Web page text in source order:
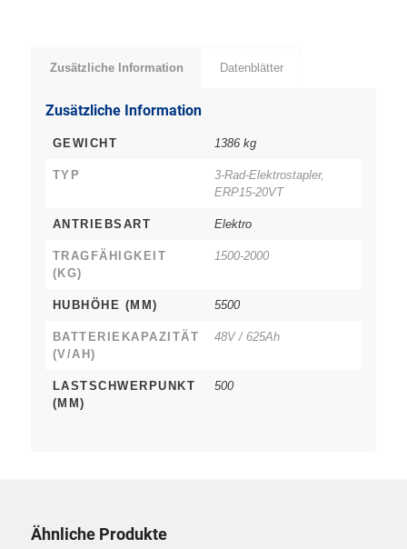
Zusätzliche Information Datenblätter
Zusätzliche Information
GEWICHT 1386 kg
TYP
3-Rad-Elektrostapler,
ERP15-20VT
ANTRIEBSART Elektro
TRAGFÄHIGKEIT
(KG)
1500-2000
HUBHÖHE (MM) 5500
BATTERIEKAPAZITÄT
(V/AH)
48V / 625Ah
LASTSCHWERPUNKT
(MM)
500
Ähnliche Produkte